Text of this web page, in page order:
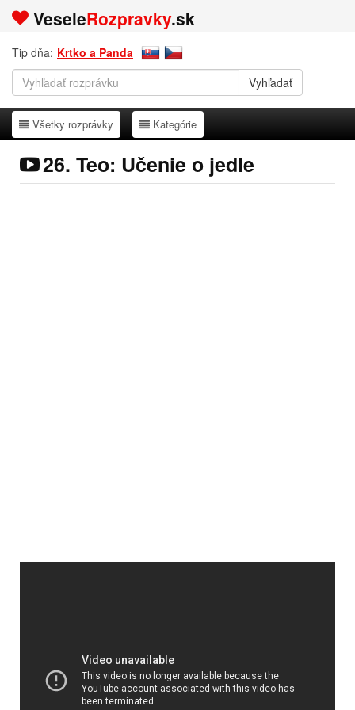
VeseleRozpravky.sk
Tip dňa: Krtko a Panda
Všetky rozprávky
Všetky rozprávky Kategórie
Kategórie
26. Teo: Učenie o jedle